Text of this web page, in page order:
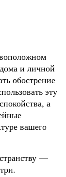
и личной
обострение
эту
а
вашего
—